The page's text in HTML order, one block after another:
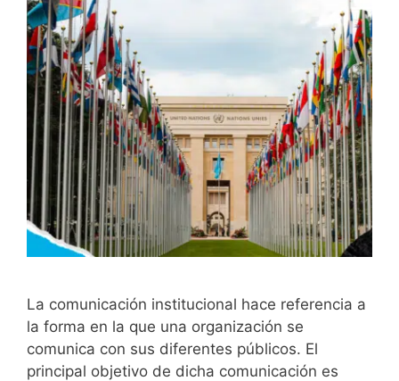
La comunicación institucional hace referencia a
la forma en la que una organización se
comunica con sus diferentes públicos. El
principal objetivo de dicha comunicación es